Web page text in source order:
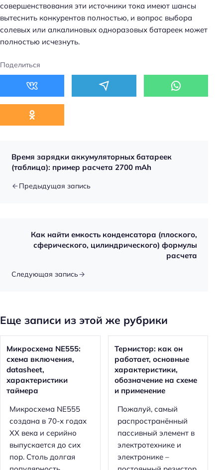
совершенствования эти источники тока имеют шансы
вытеснить конкурентов полностью, и вопрос выбора
солевых или алкалиновых одноразовых батареек может
полностью исчезнуть.
Поделиться
Время зарядки аккумуляторных батареек
(таблица): пример расчета 2700 mAh
Предыдущая запись
Как найти емкость конденсатора (плоского,
сферического, цилиндрического) формулы
расчета
Следующая запись
Еще записи из этой же рубрики
Микросхема NE555:
схема включения,
datasheet,
характеристики
таймера
Микросхема NE555
создана в 70-х годах
XX века и серийно
выпускается до сих
пор. Столь долгая
Термистор: как он
работает, основные
характеристики,
обозначение на схеме
и применение
Пожалуй, самый
распространённый
пассивный элемент в
электротехнике и
электронике –